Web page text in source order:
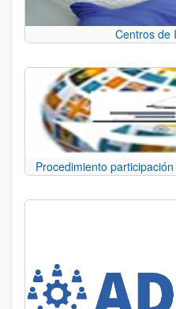
Centros de
Procedimiento